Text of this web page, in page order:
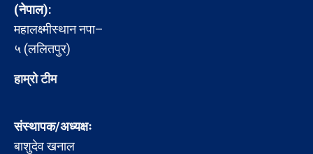
(नेपाल):
महालक्ष्मीस्थान नपा–
५ (ललितपुर)
हाम्रो टीम
संस्थापक/अध्यक्षः
बाशुदेव खनाल